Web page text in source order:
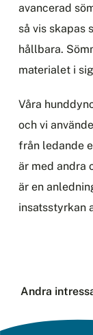
avancerad
så vis skapas
hållbara.
materialet i
Våra
och vi
från ledande
är med andra
är en
insatsstyrkan
Andra